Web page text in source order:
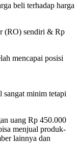
beli terhadap harga
(RO) sendiri & Rp
mencapai posisi
minim tetapi
uang Rp 450.000
menjual produk-
lainnya dan